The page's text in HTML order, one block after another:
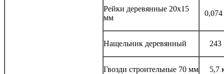
Рейки деревянные 20x15
мм
Нащельник деревянный 243
Гвозди строительные 70 мм 5,7